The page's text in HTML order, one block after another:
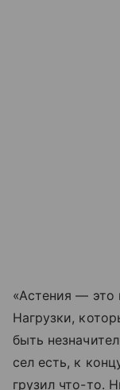
«Астения — это
Нагрузки,
быть
сел есть, к
грузил что-то.